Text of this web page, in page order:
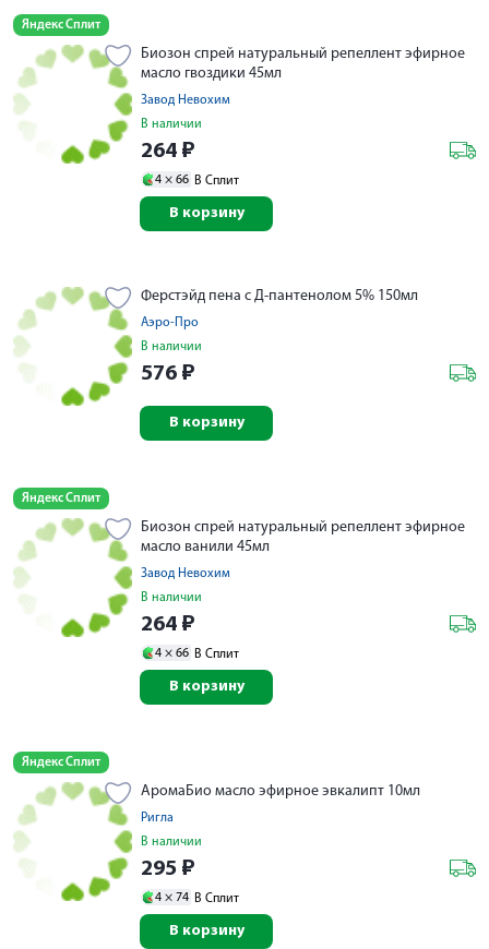
Яндекс Сплит
Биозон спрей натуральный репеллент эфирное
масло гвоздики 45мл
Завод Невохим
В наличии
264 ₽
4 × 66 В Сплит
В корзину
Ферстэйд пена с Д-пантенолом 5% 150мл
Аэро-Про
В наличии
576 ₽
В корзину
Яндекс Сплит
Биозон спрей натуральный репеллент эфирное
масло ванили 45мл
Завод Невохим
В наличии
264 ₽
4 × 66 В Сплит
В корзину
Яндекс Сплит
АромаБио масло эфирное эвкалипт 10мл
Ригла
В наличии
295 ₽
4 × 74 В Сплит
В корзину